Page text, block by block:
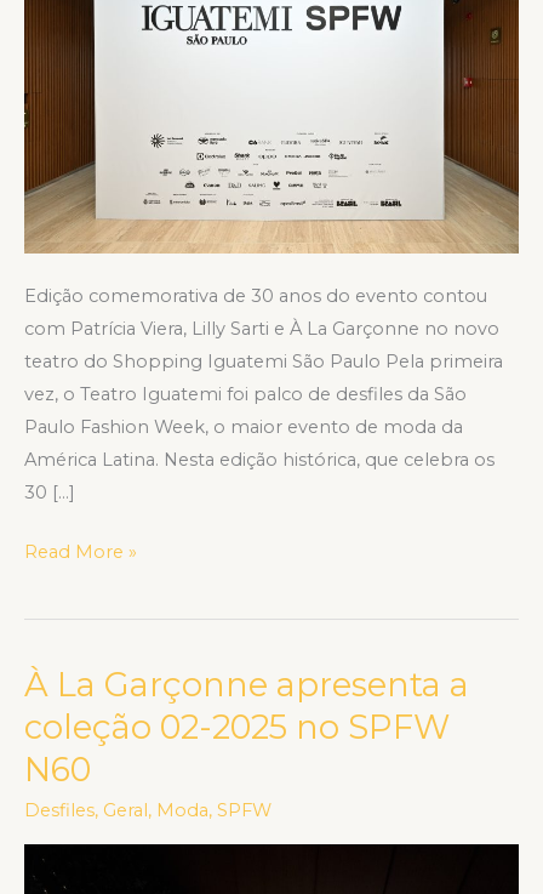
Edição comemorativa de 30 anos do evento contou
com Patrícia Viera, Lilly Sarti e À La Garçonne no novo
teatro do Shopping Iguatemi São Paulo Pela primeira
vez, o Teatro Iguatemi foi palco de desfiles da São
Paulo Fashion Week, o maior evento de moda da
América Latina. Nesta edição histórica, que celebra os
30 […]
Read More »
À La Garçonne apresenta a
coleção 02-2025 no SPFW
N60
Desfiles, Geral, Moda, SPFW
À
Garçonne
apresenta
a
coleção
02-